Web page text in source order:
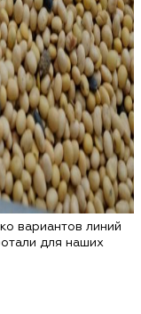
вариантов линий
для наших